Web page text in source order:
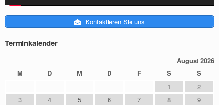
Kontaktieren Sie uns
Terminkalender
August 2026
M
D M D F S
S
1
2
3
4 5 6 7 8
9